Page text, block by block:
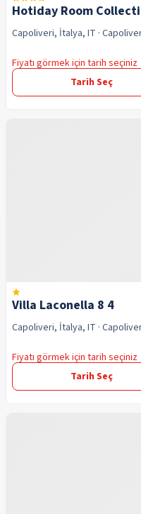
Hotiday Room
Capoliveri, İtalya, IT ·
Fiyatı görmek için tarih seçiniz
Tarih Seç
Villa Laconella 8 4
Capoliveri, İtalya, IT ·
Fiyatı görmek için tarih seçiniz
Tarih Seç